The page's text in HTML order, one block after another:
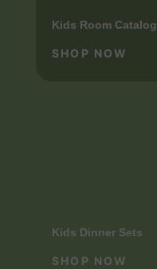
Kids Room Catalog
SHOP NOW
Kids Dinner Sets
SHOP NOW